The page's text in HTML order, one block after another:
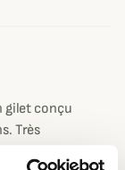
gilet conçu
Très